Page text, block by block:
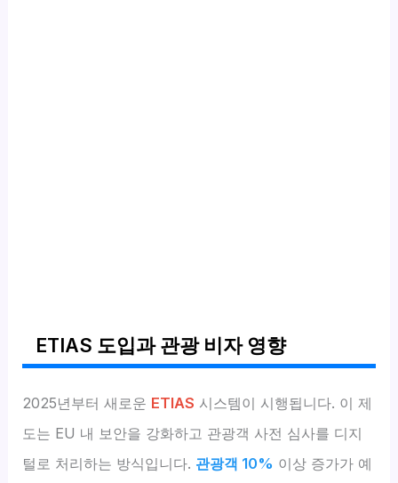
ETIAS 도입과 관광 비자 영향
2025년부터 새로운 ETIAS 시스템이 시행됩니다. 이 제
도는 EU 내 보안을 강화하고 관광객 사전 심사를 디지
털로 처리하는 방식입니다. 관광객 10% 이상 증가가 예